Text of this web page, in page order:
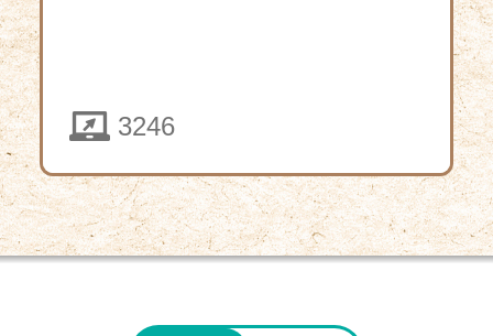
3246
教
下
載
資